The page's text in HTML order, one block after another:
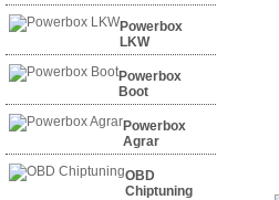
Powerbox
LKW
Powerbox
Boot
Powerbox
Agrar
OBD
Chiptuning